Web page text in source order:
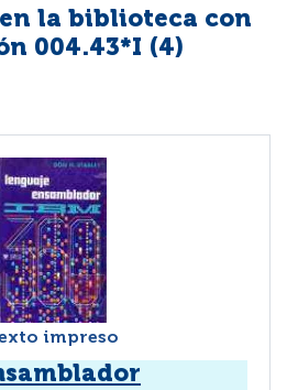
la biblioteca con
004.43*I (4)
impreso